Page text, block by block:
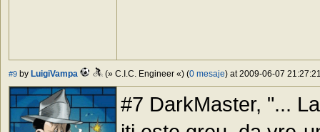
#9 by LuigiVampa (» C.I.C. Engineer «) (0 mesaje) at 2009-06-07
#7 DarkMaster, "...